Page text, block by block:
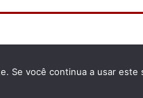
Se você continua a usar